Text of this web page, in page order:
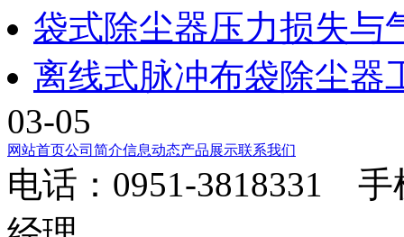
袋式除尘器压力损失与
离线式脉冲布袋除尘器
03-05
网站首页公司简介信息动态产品展示联系我们
电话：0951-3818331 手